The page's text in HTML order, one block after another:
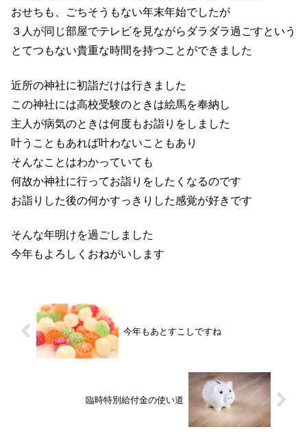
おせちも、ごちそうもない年末年始でしたが
３人が同じ部屋でテレビを見ながらダラダラ過ごすという
とてつもない貴重な時間を持つことができました
近所の神社に初詣だけは行きました
この神社には高校受験のときは絵馬を奉納し
主人が病気のときは何度もお詣りをしました
叶うこともあれば叶わないこともあり
そんなことはわかっていても
何故か神社に行ってお詣りをしたくなるのです
お詣りした後の何かすっきりした感覚が好きです
そんな年明けを過ごしました
今年もよろしくおねがいします
今年もあとすこしですね
臨時特別給付金の使い道